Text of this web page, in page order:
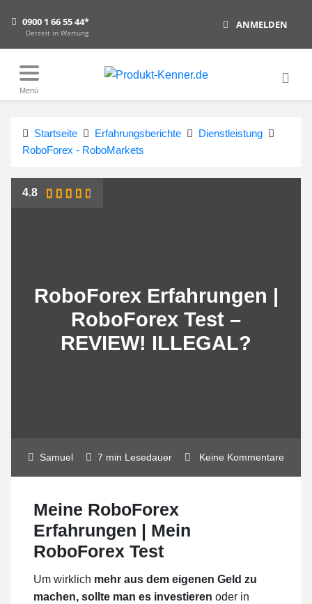
0900 1 66 55 44*
Derzeit in Wartung
ANMELDEN
Menü
Startseite Erfahrungsberichte
Dienstleistung
RoboForex - RoboMarkets
4.8
RoboForex Erfahrungen |
RoboForex Test –
REVIEW! ILLEGAL?
Samuel 7 min Lesedauer Keine Kommentare
Meine RoboForex
Erfahrungen | Mein
RoboForex Test
Um wirklich mehr aus dem eigenen Geld zu
machen, sollte man es investieren oder in